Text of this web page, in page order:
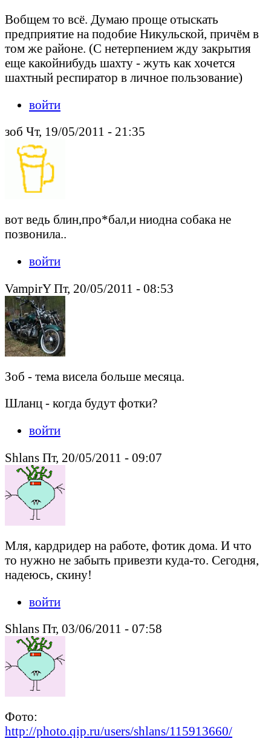
Вобщем то всё. Думаю проще отыскать
предприятие на подобие Никульской, причём в
том же районе. (С нетерпением жду закрытия
еще какойнибудь шахту - жуть как хочется
шахтный респиратор в личное пользование)
войти
зоб Чт, 19/05/2011 - 21:35
вот ведь блин,про*бал,и ниодна собака не
позвонила..
войти
VampirY Пт, 20/05/2011 - 08:53
Зоб - тема висела больше месяца.
Шланц - когда будут фотки?
войти
Shlans Пт, 20/05/2011 - 09:07
Мля, кардридер на работе, фотик дома. И что
то нужно не забыть привезти куда-то. Сегодня,
надеюсь, скину!
войти
Shlans Пт, 03/06/2011 - 07:58
Фото:
http://photo.qip.ru/users/shlans/115913660/